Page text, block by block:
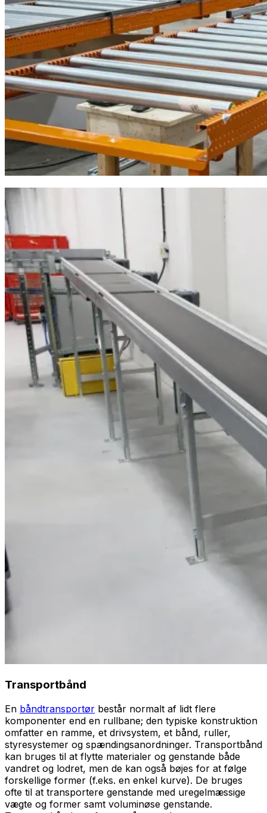
Transportbånd
En båndtransportør består normalt af lidt flere
komponenter end en rullbane; den typiske konstruktion
omfatter en ramme, et drivsystem, et bånd, ruller,
styresystemer og spændingsanordninger. Transportbånd
kan bruges til at flytte materialer og genstande både
vandret og lodret, men de kan også bøjes for at følge
forskellige former (f.eks. en enkel kurve). De bruges
ofte til at transportere genstande med uregelmæssige
vægte og former samt voluminøse genstande.